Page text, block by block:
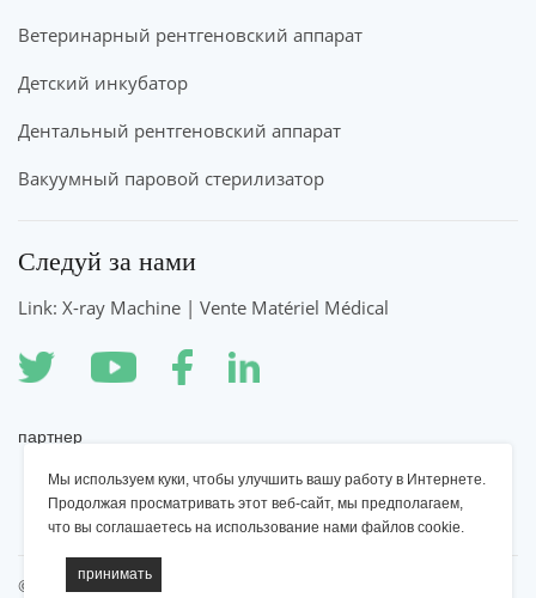
Мы используем куки, чтобы улучшить вашу работу в Интернете.
Продолжая просматривать этот веб-сайт, мы предполагаем,
что вы соглашаетесь на использование нами файлов cookie.
Ветеринарный рентгеновский аппарат
Детский инкубатор
Дентальный рентгеновский аппарат
Вакуумный паровой стерилизатор
Следуй за нами
Link: X-ray Machine | Vente Matériel Médical
партнер
Рентгеновский аппарат YSENMED
©2022 YSENMED Медицинское оборудование, Все права